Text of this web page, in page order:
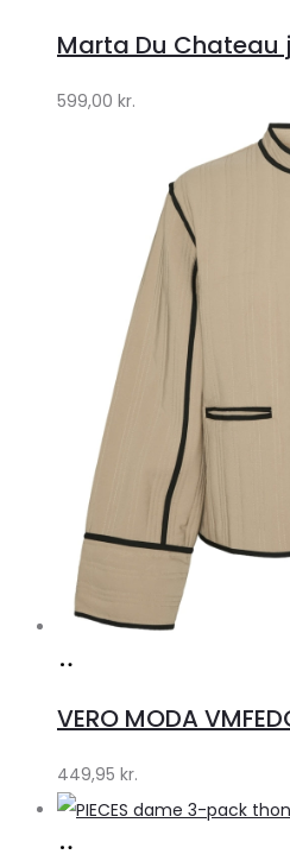
Klædeskabet.dk
Marta Du
599,00 kr.
Klædeskabet.dk
VERO MODA
449,95 kr.